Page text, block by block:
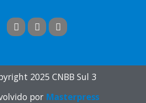
2025 CNBB Sul 3
por Masterpress